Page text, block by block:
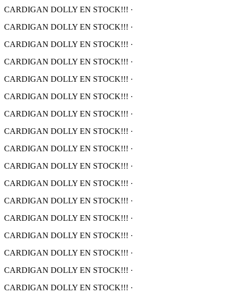
CARDIGAN DOLLY EN STOCK!!! ·
CARDIGAN DOLLY EN STOCK!!! ·
CARDIGAN DOLLY EN STOCK!!! ·
CARDIGAN DOLLY EN STOCK!!! ·
CARDIGAN DOLLY EN STOCK!!! ·
CARDIGAN DOLLY EN STOCK!!! ·
CARDIGAN DOLLY EN STOCK!!! ·
CARDIGAN DOLLY EN STOCK!!! ·
CARDIGAN DOLLY EN STOCK!!! ·
CARDIGAN DOLLY EN STOCK!!! ·
CARDIGAN DOLLY EN STOCK!!! ·
CARDIGAN DOLLY EN STOCK!!! ·
CARDIGAN DOLLY EN STOCK!!! ·
CARDIGAN DOLLY EN STOCK!!! ·
CARDIGAN DOLLY EN STOCK!!! ·
CARDIGAN DOLLY EN STOCK!!! ·
CARDIGAN DOLLY EN STOCK!!! ·